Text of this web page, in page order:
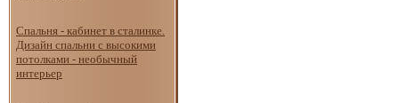
Спальня - кабинет в сталинке.
Дизайн спальни с высокими
потолками - необычный
интерьер